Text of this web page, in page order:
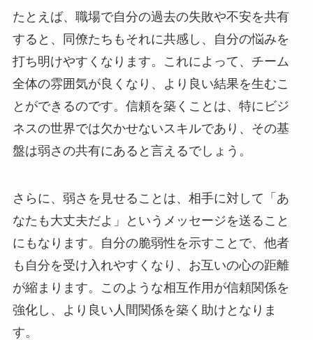
たとえば、職場で自分の過去の失敗や不安を共有
すると、同僚たちもそれに共感し、自分の悩みを
打ち明けやすくなります。これによって、チーム
全体の雰囲気が良くなり、より良い結果を生むこ
とができるのです。信頼を築くことは、特にビジ
ネスの世界では欠かせないスキルであり、その基
盤は弱さの共有にあると言えるでしょう。
さらに、弱さを見せることは、相手に対して「あ
なたも大丈夫だよ」というメッセージを送ること
にもなります。自分の脆弱性を示すことで、他者
も自分を受け入れやすくなり、お互いの心の距離
が縮まります。このような相互作用が信頼関係を
強化し、より良い人間関係を築く助けとなりま
す。